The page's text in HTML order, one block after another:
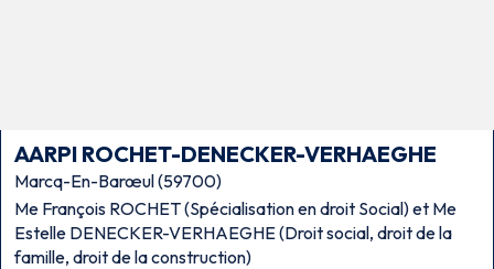
AARPI ROCHET-DENECKER-VERHAEGHE
Marcq-En-Barœul (59700)
Me François ROCHET (Spécialisation en droit Social) et Me
Estelle DENECKER-VERHAEGHE (Droit social, droit de la
famille, droit de la construction)